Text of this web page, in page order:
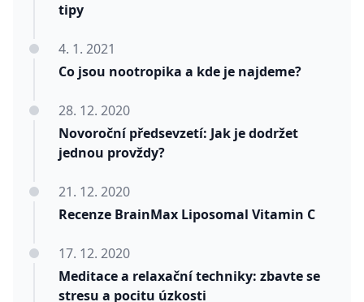
tipy
Co jsou nootropika a kde je najdeme?
4. 1. 2021
Novoroční předsevzetí: Jak je dodržet
jednou provždy?
28. 12. 2020
Recenze BrainMax Liposomal Vitamin C
21. 12. 2020
Meditace a relaxační techniky: zbavte se
stresu a pocitu úzkosti
17. 12. 2020